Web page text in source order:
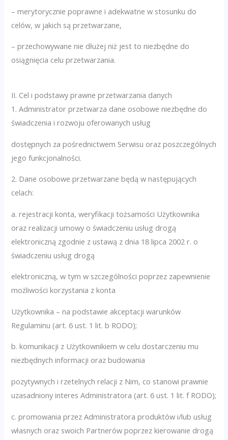
– merytorycznie poprawne i adekwatne w stosunku do
celów, w jakich są przetwarzane,
– przechowywane nie dłużej niż jest to niezbędne do
osiągnięcia celu przetwarzania.
II. Cel i podstawy prawne przetwarzania danych
1. Administrator przetwarza dane osobowe niezbędne do
świadczenia i rozwoju oferowanych usług
dostępnych za pośrednictwem Serwisu oraz poszczególnych
jego funkcjonalności.
2. Dane osobowe przetwarzane będą w następujących
celach:
a. rejestracji konta, weryfikacji tożsamości Użytkownika
oraz realizacji umowy o świadczeniu usług drogą
elektroniczną zgodnie z ustawą z dnia 18 lipca 2002 r. o
świadczeniu usług drogą
elektroniczną, w tym w szczególności poprzez zapewnienie
możliwości korzystania z konta
Użytkownika – na podstawie akceptacji warunków
Regulaminu (art. 6 ust. 1 lit. b RODO);
b. komunikacji z Użytkownikiem w celu dostarczeniu mu
niezbędnych informacji oraz budowania
pozytywnych i rzetelnych relacji z Nim, co stanowi prawnie
uzasadniony interes Administratora (art. 6 ust. 1 lit. f RODO);
c. promowania przez Administratora produktów i/lub usług
własnych oraz swoich Partnerów poprzez kierowanie drogą